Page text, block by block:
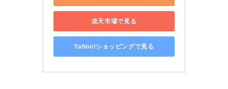
楽天市場で見る
Yahoo!ショッピングで見る